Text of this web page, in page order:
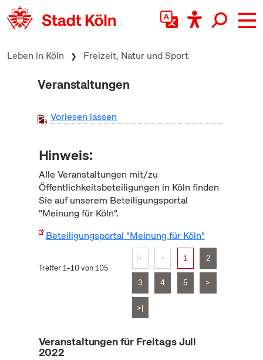
zum Inhalt springen
Leben in Köln Freizeit, Natur und Sport
Veranstaltungen
Vorlesen lassen
Hinweis:
Alle Veranstaltungen mit/zu
Öffentlichkeitsbeteiligungen in Köln finden
Sie auf unserem Beteiligungsportal
"Meinung für Köln".
Beteiligungsportal "Meinung für Köln"
Treffer 1–10 von 105
|< < 1 2
3 4 5 >
>|
Veranstaltungen für Freitags Juli
2022